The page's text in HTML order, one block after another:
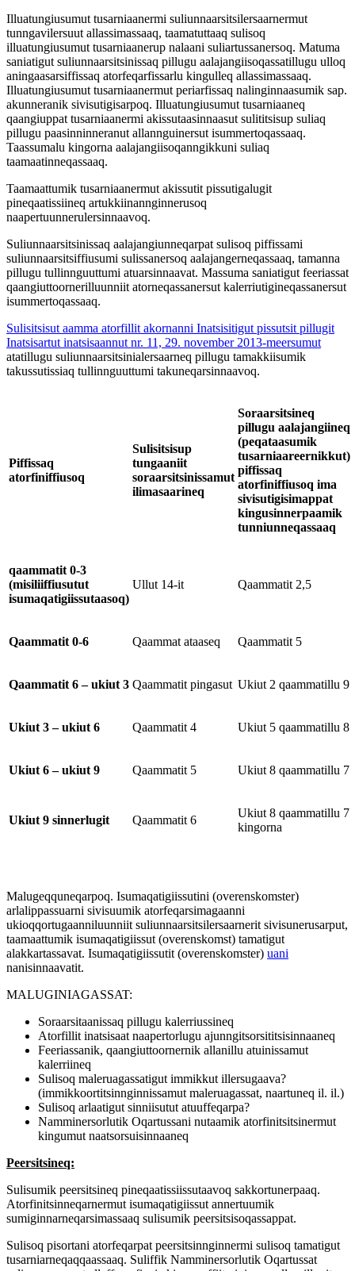
Illuatungiusumut tusarniaanermi suliunnaarsitsilersaarnermut
tunngavilersuut allassimassaaq, taamatuttaaq sulisoq
illuatungiusumut tusarniaanerup nalaani suliartussanersoq. Matuma
saniatigut suliunnaarsitsinissaq pillugu aalajangiisoqassatillugu ulloq
aningaasarsiffissaq atorfeqarfissarlu kingulleq allassimassaaq.
Illuatungiusumut tusarniaanermut periarfissaq nalinginnaasumik sap.
akunneranik sivisutigisarpoq. Illuatungiusumut tusarniaaneq
qaangiuppat tusarniaanermi akissutaasinnaasut sulititsisup suliaq
pillugu paasinninneranut allannguinersut isummertoqassaaq.
Taassumalu kingorna aalajangiisoqanngikkuni suliaq
taamaatinneqassaaq.
Taamaattumik tusarniaanermut akissutit pissutigalugit
pineqaatissiineq artukkiinannginnerusoq
naapertuunnerulersinnaavoq.
Suliunnaarsitsinissaq aalajangiunneqarpat sulisoq piffissami
suliunnaarsitsiffiusumi sulissanersoq aalajangerneqassaaq, tamanna
pillugu tullinnguuttumi atuarsinnaavat. Massuma saniatigut feeriassat
qaangiuttoornerilluunniit atorneqassanersut kalerriutigineqassanersut
isummertoqassaaq.
Sulisitsisut aamma atorfillit akornanni Inatsisitigut pissutsit pillugit
Inatsisartut inatsisaannut nr. 11, 29. november 2013-meersumut
atatillugu suliunnaarsitsinialersaarneq pillugu tamakkiisumik
takussutissiaq tullinnguuttumi takuneqarsinnaavoq.
Piffissaq
atorfiniffiusoq
Sulisitsisup
tungaaniit
soraarsitsinissamut
ilimasaarineq
Soraarsitsineq
pillugu aalajangiineq
(peqataasumik
tusarniaareernikkut)
piffissaq
atorfiniffiusoq ima
sivisutigisimappat
kingusinnerpaamik
tunniunneqassaaq
qaammatit 0-3
(misiliiffiusutut
isumaqatigiissutaasoq)
Ullut 14-it Qaammatit 2,5
Qaammatit 0-6 Qaammat ataaseq Qaammatit 5
Qaammatit 6 – ukiut 3 Qaammatit pingasut Ukiut 2 qaammatillu 9
Ukiut 3 – ukiut 6 Qaammatit 4 Ukiut 5 qaammatillu 8
Ukiut 6 – ukiut 9 Qaammatit 5 Ukiut 8 qaammatillu 7
Ukiut 9 sinnerlugit Qaammatit 6
Ukiut 8 qaammatillu 7
kingorna
Malugeqquneqarpoq. Isumaqatigiissutini (overenskomster)
arlalippassuarni sivisuumik atorfeqarsimagaanni
ukioqqortugaanniluunniit suliunnaarsitsilersaarnerit sivisunerusarput,
taamaattumik isumaqatigiissut (overenskomst) tamatigut
alakkartassavat. Isumaqatigiissutit (overenskomster) uani
nanisinnaavatit.
MALUGINIAGASSAT:
Soraarsitaanissaq pillugu kalerriussineq
Atorfillit inatsisaat naapertorlugu ajunngitsorsititsisinnaaneq
Feeriassanik, qaangiuttoornernik allanillu atuinissamut
kalerriineq
Sulisoq maleruagassatigut immikkut illersugaava?
(immikkoortitsinnginnissamut maleruagassat, naartuneq il. il.)
Sulisoq arlaatigut sinniisutut atuuffeqarpa?
Namminersorlutik Oqartussani nutaamik atorfinitsitsinermut
kingumut naatsorsuisinnaaneq
Peersitsineq:
Sulisumik peersitsineq pineqaatissiissutaavoq sakkortunerpaaq.
Atorfinitsinneqarnermut isumaqatigiissut annertuumik
sumiginnarneqarsimassaaq sulisumik peersitsisoqassappat.
Sulisoq pisortani atorfeqarpat peersitsinnginnermi sulisoq tamatigut
tusarniarneqaqqaassaaq. Suliffik Namminersorlutik Oqartussat